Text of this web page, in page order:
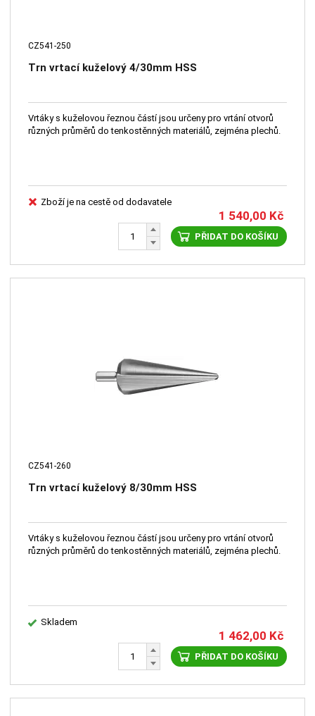
CZ541-250
Trn vrtací kuželový 4/30mm HSS
Vrtáky s kuželovou řeznou částí jsou určeny pro vrtání otvorů
různých průměrů do tenkostěnných materiálů, zejména plechů.
Zboží je na cestě od dodavatele
1 540,00 Kč
PŘIDAT DO KOŠÍKU
CZ541-260
Trn vrtací kuželový 8/30mm HSS
Vrtáky s kuželovou řeznou částí jsou určeny pro vrtání otvorů
různých průměrů do tenkostěnných materiálů, zejména plechů.
Skladem
1 462,00 Kč
PŘIDAT DO KOŠÍKU